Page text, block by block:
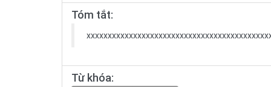
Tóm tắt:
Từ khóa: